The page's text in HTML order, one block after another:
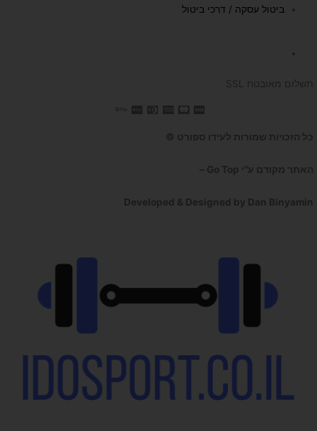
ביטול עסקה / דרכי ביטול
תשלום מאובטח SSL
כל הזכויות שמורות לעידו ספורט ©
האתר מקודם ע"י Go Top –
Developed & Designed by Dan Binyamin